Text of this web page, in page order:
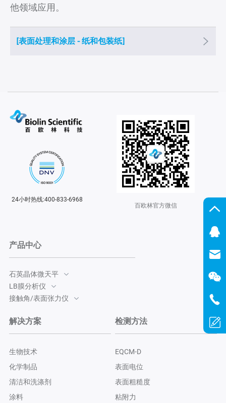
他领域应用。
[表面处理和涂层 - 纸和包装纸]
24小时热线:400-833-6968
百欧林官方微信
产品中心
石英晶体微天平
LB膜分析仪
接触角/表面张力仪
解决方案
生物技术
化学制品
清洁和洗涤剂
涂料
检测方法
EQCM-D
表面电位
表面粗糙度
粘附力